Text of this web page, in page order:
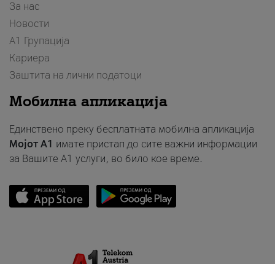
За нас
Новости
А1 Групација
Кариера
Заштита на лични податоци
Мобилна апликација
Единствено преку бесплатната мобилна апликација
Мојот A1 имате пристап до сите важни информации
за Вашите A1 услуги, во било кое време.